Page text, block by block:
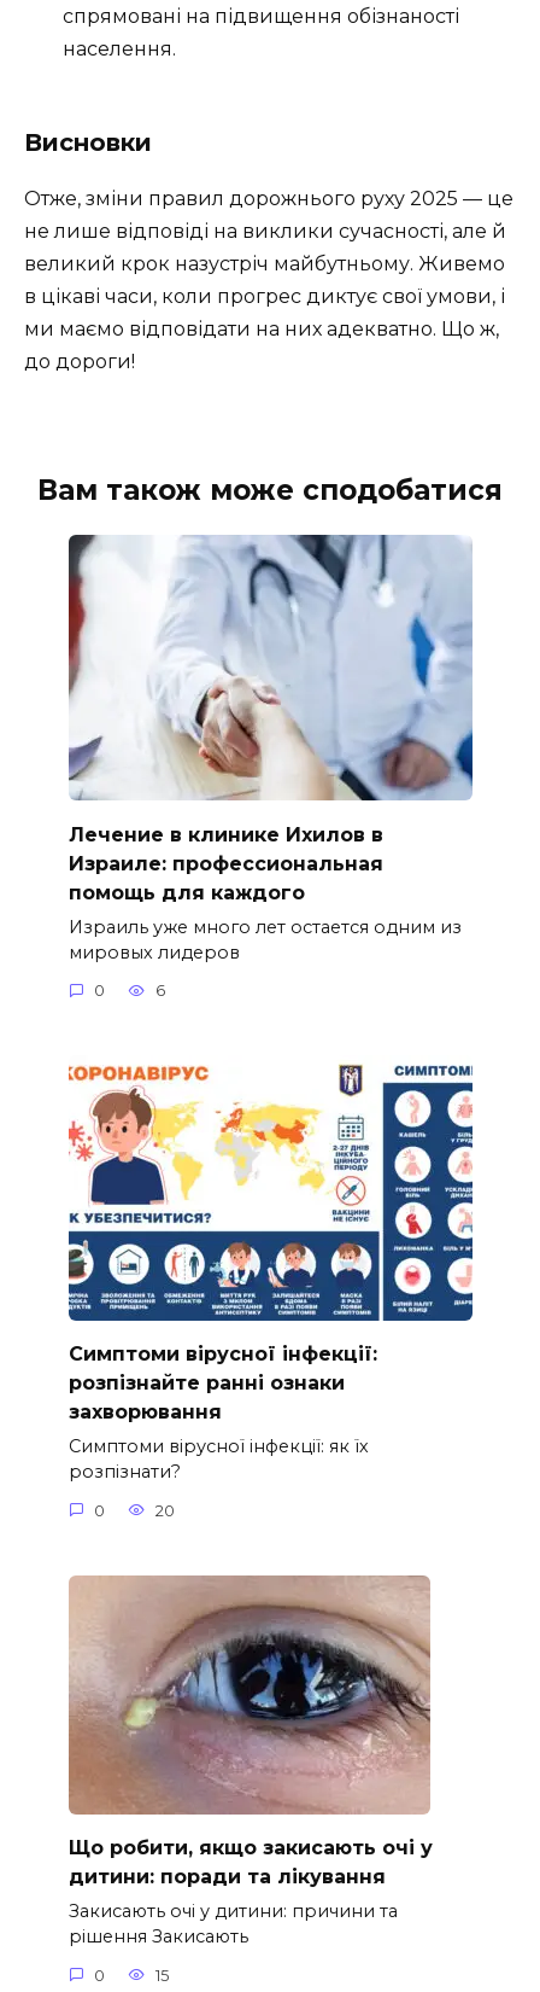
спрямовані на підвищення обізнаності
населення.
Висновки
Отже, зміни правил дорожнього руху 2025 — це
не лише відповіді на виклики сучасності, але й
великий крок назустріч майбутньому. Живемо
в цікаві часи, коли прогрес диктує свої умови, і
ми маємо відповідати на них адекватно. Що ж,
до дороги!
Вам також може сподобатися
Лечение в клинике Ихилов в
Израиле: профессиональная
помощь для каждого
Израиль уже много лет остается одним из
мировых лидеров
0 6
Симптоми вірусної інфекції:
розпізнайте ранні ознаки
захворювання
Симптоми вірусної інфекції: як їх
розпізнати?
0 20
Що робити, якщо закисають очі у
дитини: поради та лікування
Закисають очі у дитини: причини та
рішення Закисають
0 15